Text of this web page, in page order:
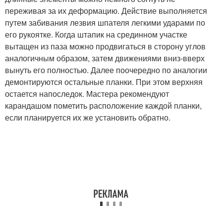
переживая за их деформацию. Действие выполняется
путем забивания лезвия шпателя легкими ударами по
его рукоятке. Когда штапик на срединном участке
вытащен из паза можно продвигаться в сторону углов
аналогичным образом, затем движениями вниз-вверх
вынуть его полностью. Далее поочередно по аналогии
демонтируются остальные планки. При этом верхняя
остается напоследок. Мастера рекомендуют
карандашом пометить расположение каждой планки,
если планируется их же установить обратно.